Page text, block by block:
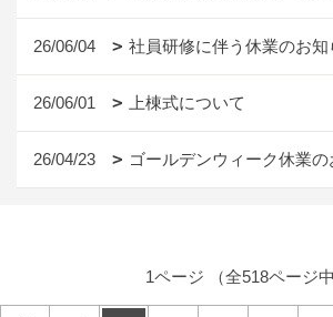
26/06/04 社員研修に伴う休業のお知
26/06/01 上棟式について
26/04/23 ゴールデンウィーク休業
1ページ （全518ページ中